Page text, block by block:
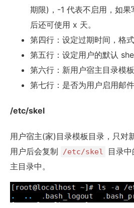
期限)，-1 代表不启用，如果
后还可使用 x 天。
第四行：设定过期时间，格
第五行：设定用户的默认
第六行：新用户宿主目录模
第七行：是否为用户启用邮
/etc/skel
用户宿主(家)目录模板目录，只对
用户后会复制
/etc/skel
目录
主目录中。